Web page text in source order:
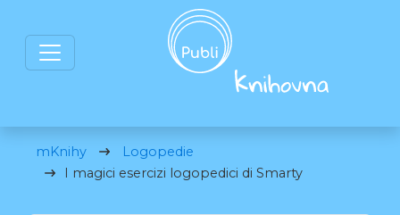
mKnihy
Logopedie
I magici esercizi logopedici di Smarty